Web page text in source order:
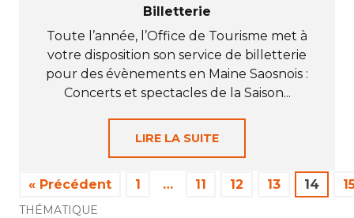
Billetterie
Toute l’année, l’Office de Tourisme met à
votre disposition son service de billetterie
pour des évènements en Maine Saosnois :
Concerts et spectacles de la Saison...
LIRE LA SUITE
« Précédent 1 … 11 12 13 14
THÉMATIQUE